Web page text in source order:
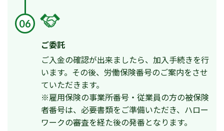
06
ご委託
ご入金の確認が出来ましたら、加入手続きを行
います。その後、労働保険番号のご案内をさせ
ていただきます。
※雇用保険の事業所番号・従業員の方の被保険
者番号は、必要書類をご準備いただき、ハロー
ワークの審査を経た後の発番となります。